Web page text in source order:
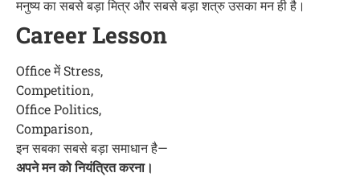
मनुष्य का सबसे बड़ा मित्र और सबसे बड़ा शत्रु उसका मन ही है।
Career Lesson
Office में Stress,
Competition,
Office Politics,
Comparison,
इन सबका सबसे बड़ा समाधान है—
अपने मन को नियंत्रित करना।